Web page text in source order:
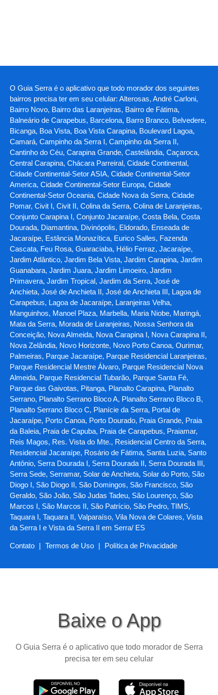
O Guia Serra é o aplicativo que todo morador dos seguintes
bairros precisa ter em seu celular: Alterosas, André Carloni,
Bairro Novo, Bairro das Laranjeiras, Bairro de Fátima,
Balneário de Carapebus, Barcelona, Barro Branco, Belvedere,
Bicanga, Boa Vista, Boa Vista Carapina, Boulevard Lagoa,
Camará, Campinho da Serra I, Campinho da Serra II,
Cantinho do Céu, Carapina Grande, Castelândia, Caçaroca,
Central Carapina, Chácara Parreiral, Cidade Continental,
Cidade Continental-Setor ASIA, Cidade Continental-Setor
America, Cidade Continental-Setor Europa, Cidade
Continental-Setor Oceania, Cidade Nova da Serra, Cidade
Pomar, Civit I, Civit II, Colina da Serra, Colina de Laranjeiras,
Conjunto Carapina I, Conjunto Jacaraípe, Costa Bela, Costa
Dourada, Diamantina, Divinópolis, Eldorado, Enseada de
Jacaraípe, Estância Monazítica, Eurico Salles, Fazenda
Cascata, Feu Rosa, Guaraciaba, Hélio Ferraz, Jacaraípe,
Jardim Atlântico, Jardim Bela Vista, Jardim Carapina, Jardim
Guanabara, Jardim Juara, Jardim Limoeiro, Jardim
Primavera, Jardim Tropical, Jardim da Serra, José de
Anchieta, José de Anchieta II, José de Anchieta III, Lagoa de
Carapebus, Lagoa de Jacaraípe, Laranjeiras Velha,
Manguinhos, Manoel Plaza, Marbella, Maria Niobe, Maringá,
Mata da Serra, Morada de Laranjeiras, Nossa Senhora da
Conceição, Nova Almeida, Nova Carapina I, Nova Carapina II,
Nova Zelândia, Novo Horizonte, Novo Porto Canoa, Ourimar,
Palmeiras, Parque Jacaraípe, Parque Residencial Laranjeiras,
Parque Residencial Mestre Álvaro, Parque Residencial Nova
Almeida, Parque Residencial Tubarão, Parque Santa Fé,
Parque das Gaivotas, Pitanga, Planalto Carapina, Planalto
Serrano, Planalto Serrano Bloco A, Planalto Serrano Bloco B,
Planalto Serrano Bloco C, Planície da Serra, Portal de
Jacaraípe, Porto Canoa, Porto Dourado, Praia Grande, Praia
da Baleia, Praia de Capuba, Praia de Carapebus, Praiamar,
Reis Magos, Res. Vista do Mte., Residencial Centro da Serra,
Residencial Jacaraípe, Rosário de Fátima, Santa Luzia, Santo
Antônio, Serra Dourada I, Serra Dourada II, Serra Dourada III,
Serra Sede, Serramar, Solar de Anchieta, Solar do Porto, São
Diogo I, São Diogo II, São Domingos, São Francisco, São
Geraldo, São João, São Judas Tadeu, São Lourenço, São
Marcos I, São Marcos II, São Patrício, São Pedro, TIMS,
Taquara I, Taquara II, Valparaíso, Vila Nova de Colares, Vista
da Serra I e Vista da Serra II em Serra/ ES
Contato | Termos de Uso | Política de Privacidade
Baixe o App
O Guia Serra é o aplicativo que todo morador de Serra
precisa ter em seu celular